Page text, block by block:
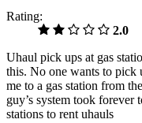
Rating:
2.0
Uhaul pick ups at gas
this. No one wants to pick
me to a gas station from
guy’s system took forever
stations to rent uhauls